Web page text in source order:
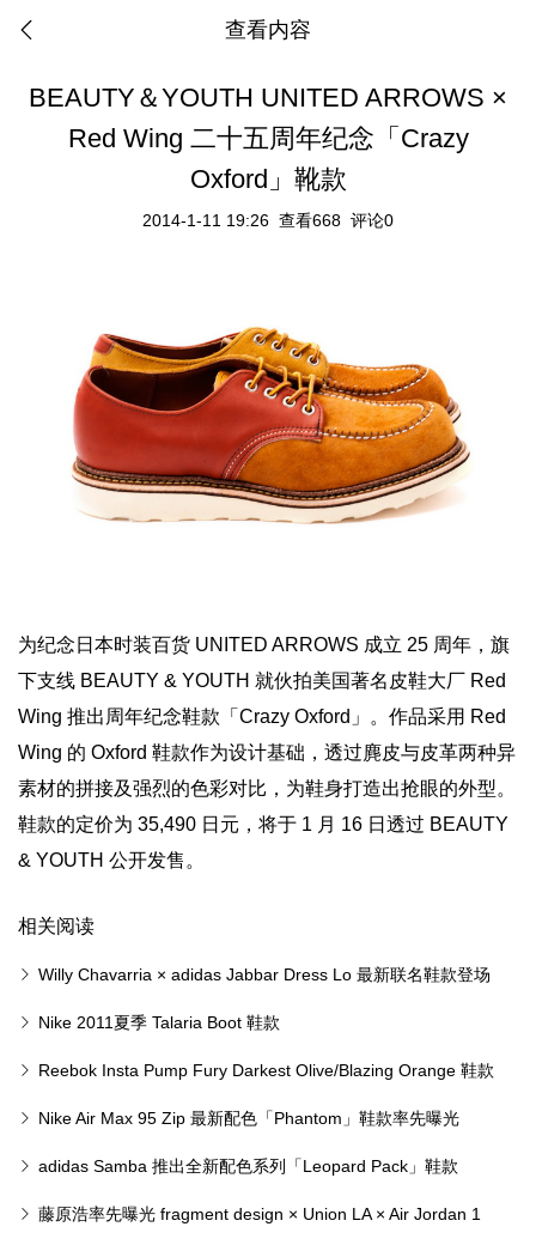
查看内容
BEAUTY＆YOUTH UNITED ARROWS ×
Red Wing 二十五周年纪念「Crazy
Oxford」靴款
2014-1-11 19:26 查看668 评论0
为纪念日本时装百货 UNITED ARROWS 成立 25 周年，旗
下支线 BEAUTY & YOUTH 就伙拍美国著名皮鞋大厂 Red
Wing 推出周年纪念鞋款「Crazy Oxford」。作品采用 Red
Wing 的 Oxford 鞋款作为设计基础，透过麂皮与皮革两种异
素材的拼接及强烈的色彩对比，为鞋身打造出抢眼的外型。
鞋款的定价为 35,490 日元，将于 1 月 16 日透过 BEAUTY
& YOUTH 公开发售。
相关阅读
Willy Chavarria × adidas Jabbar Dress Lo 最新联名鞋款登场
Nike 2011夏季 Talaria Boot 鞋款
Reebok Insta Pump Fury Darkest Olive/Blazing Orange 鞋款
Nike Air Max 95 Zip 最新配色「Phantom」鞋款率先曝光
adidas Samba 推出全新配色系列「Leopard Pack」鞋款
藤原浩率先曝光 fragment design × Union LA × Air Jordan 1